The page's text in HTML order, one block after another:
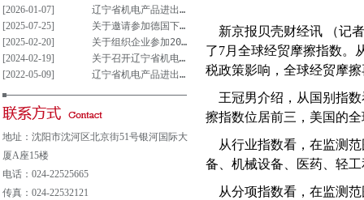
[2026-01-07]
辽宁省机电产品进出口企业联合会党组织参与决策重大事项清单(试行)
[2025-07-25]
关于邀请参加德国下萨克森州走进中德园活动暨德国汉诺威工业博览会说明会的通知
[2025-02-20]
关于组织企业参加2025年意大利博洛尼亚国际汽车保养、轮胎及维修展览会的通知
[2024-02-19]
关于召开辽宁省机电产品进出口企业 联合会第五届会员大会的通知
[2022-05-09]
辽宁省机电产品进出口企业联合会会费及其他收费公示表
地址：沈阳市沈河区北京街51号银河国际大
厦A座15楼
电话：024-22525665
传真：024-22532121
新京报贝壳财经讯
（记
了7月全球经贸摩擦指数。
税政策影响，全球经贸摩
王冠男介绍，从国别指数
擦指数位居前三，美国的
从行业指数看，在监测范
备、机械设备、医药、轻
从分项指数看，在监测范